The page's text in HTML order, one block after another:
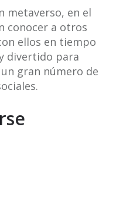
metaverso, en el
conocer a otros
ellos en tiempo
divertido para
gran número de